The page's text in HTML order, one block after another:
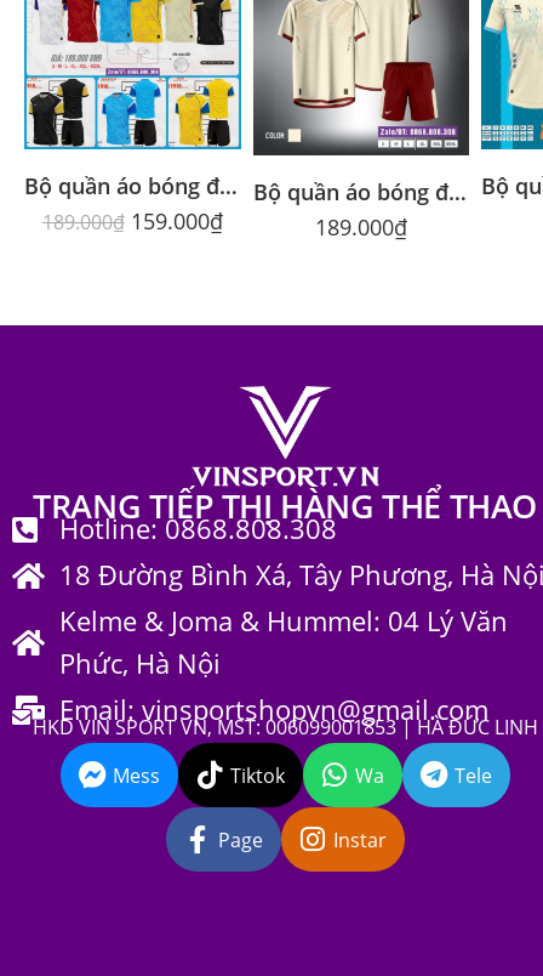
Bộ quần áo bóng đá Levis Domin nhiều màu
189.000₫ 159.000₫
Bộ quần áo bóng đá Domin Raider chính hãng
189.000₫
TRANG TIẾP THỊ HÀNG THỂ THAO
Hotline: 0868.808.308
18 Đường Bình Xá, Tây Phương, Hà Nội
Kelme & Joma & Hummel: 04 Lý Văn
Phức, Hà Nội
Email: vinsportshopvn@gmail.com
HKD VIN SPORT VN, MST: 006099001853 | HÀ ĐỨC LINH
Mess
Tiktok Wa Tele
Page Instar